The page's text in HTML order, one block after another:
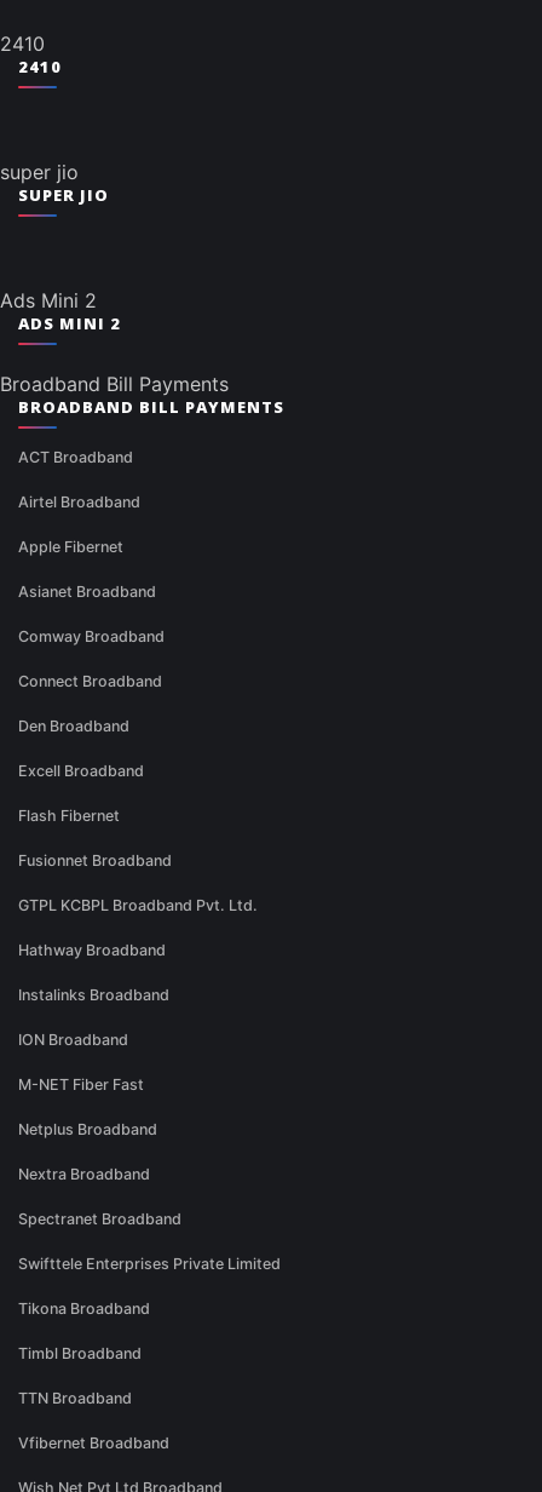
2410
2410
super jio
SUPER JIO
Ads Mini 2
ADS MINI 2
Broadband Bill Payments
BROADBAND BILL PAYMENTS
ACT Broadband
Airtel Broadband
Apple Fibernet
Asianet Broadband
Comway Broadband
Connect Broadband
Den Broadband
Excell Broadband
Flash Fibernet
Fusionnet Broadband
GTPL KCBPL Broadband Pvt. Ltd.
Hathway Broadband
Instalinks Broadband
ION Broadband
M-NET Fiber Fast
Netplus Broadband
Nextra Broadband
Spectranet Broadband
Swifttele Enterprises Private Limited
Tikona Broadband
Timbl Broadband
TTN Broadband
Vfibernet Broadband
Wish Net Pvt Ltd Broadband